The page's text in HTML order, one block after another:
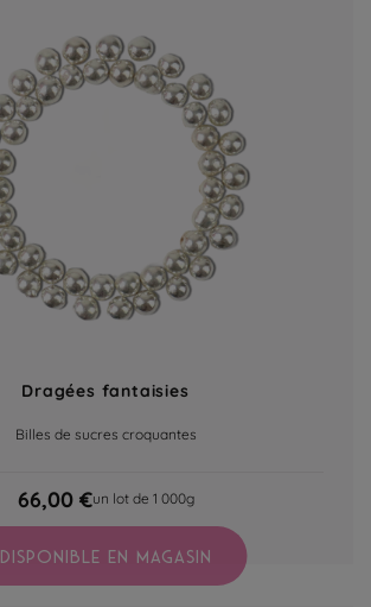
Dragées fantaisies
Billes de sucres croquantes
66,00 €un lot de 1 000g
DISPONIBLE EN MAGASIN